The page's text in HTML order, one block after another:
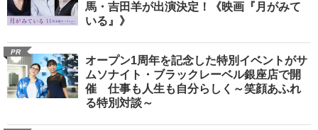
馬・吉田羊が出演決定！《映画『月がみて
いる』》
PR
オープン1周年を記念した特別イベントがサ
ムソナイト・ブラックレーベル銀座店で開
催 仕事も人生も自分らしく～笑顔あふれ
る特別対談～